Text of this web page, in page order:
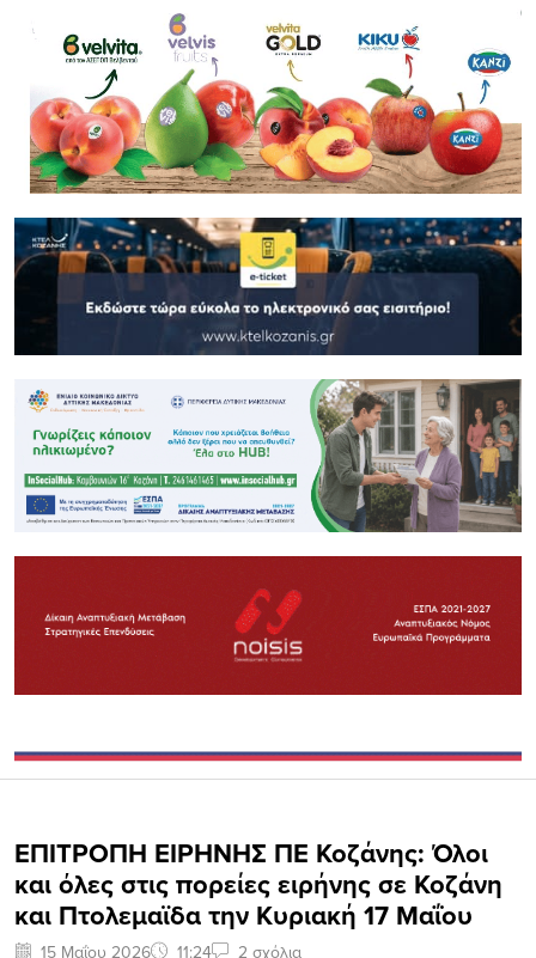
ΕΠΙΤΡΟΠΗ ΕΙΡΗΝΗΣ ΠΕ Κοζάνης: Όλοι
και όλες στις πορείες ειρήνης σε Κοζάνη
και Πτολεμαϊδα την Κυριακή 17 Μαΐου
15 Μαΐου 2026 11:24 2 σχόλια